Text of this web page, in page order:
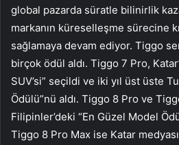
global pazarda süratle bilinirlik
markanın küreselleşme sürecine
sağlamaya devam ediyor. Tiggo
birçok ödül aldı. Tiggo 7 Pro,
SUV’si” seçildi ve iki yıl üst üste
Ödülü”nü aldı. Tiggo 8 Pro ve
Filipinler’deki “En Güzel Model
Tiggo 8 Pro Max ise Katar medyası